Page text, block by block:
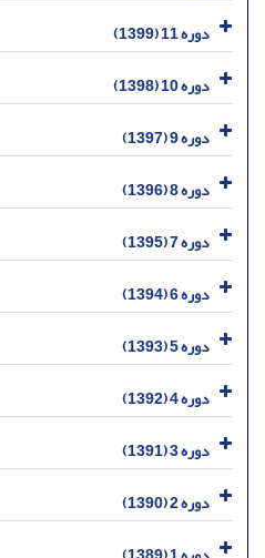
دوره 11 (1399)
دوره 10 (1398)
دوره 9 (1397)
دوره 8 (1396)
دوره 7 (1395)
دوره 6 (1394)
دوره 5 (1393)
دوره 4 (1392)
دوره 3 (1391)
دوره 2 (1390)